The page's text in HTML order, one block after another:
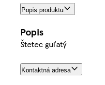
Popis produktu
Popis
Štetec guľatý
Kontaktná adresa